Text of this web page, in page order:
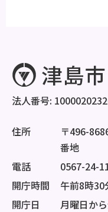
法人番号:
住所
〒496-
番地
電話
0567-24-
開庁時間
午前8時30
開庁日
月曜日か